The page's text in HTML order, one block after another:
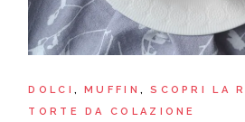
DOLCI MUFFIN
SCOPRI LA
TORTE DA COLAZIONE